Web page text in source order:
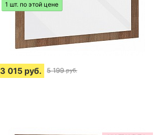
1 шт. по этой цене
3 015 руб. 5 199 руб.